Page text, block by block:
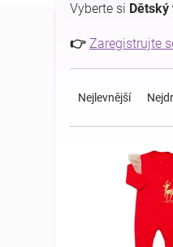
Vyberte si
👉 Zaregistrujte
e
Nejlevnější